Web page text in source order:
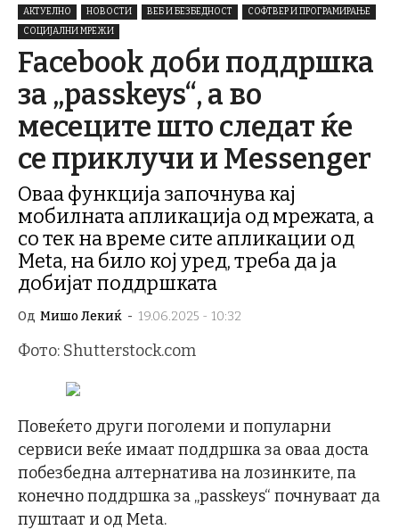
АКТУЕЛНО НОВОСТИ ВЕБ И БЕЗБЕДНОСТ
СОФТВЕР И ПРОГРАМИРАЊЕ
СОЦИЈАЛНИ МРЕЖИ
Facebook доби поддршка
за „passkeys“, а во
месеците што следат ќе
се приклучи и Messenger
Оваа функција започнува кај
мобилната апликација од мрежата, а
со тек на време сите апликации од
Meta, на било кој уред, треба да ја
добијат поддршката
Од Мишо Лекиќ - 19.06.2025 - 10:32
Фото: Shutterstock.com
Повеќето други поголеми и популарни
сервиси веќе имаат поддршка за оваа доста
побезбедна алтернатива на лозинките, па
конечно поддршка за „passkeys“ почнуваат да
пуштаат и од Meta.